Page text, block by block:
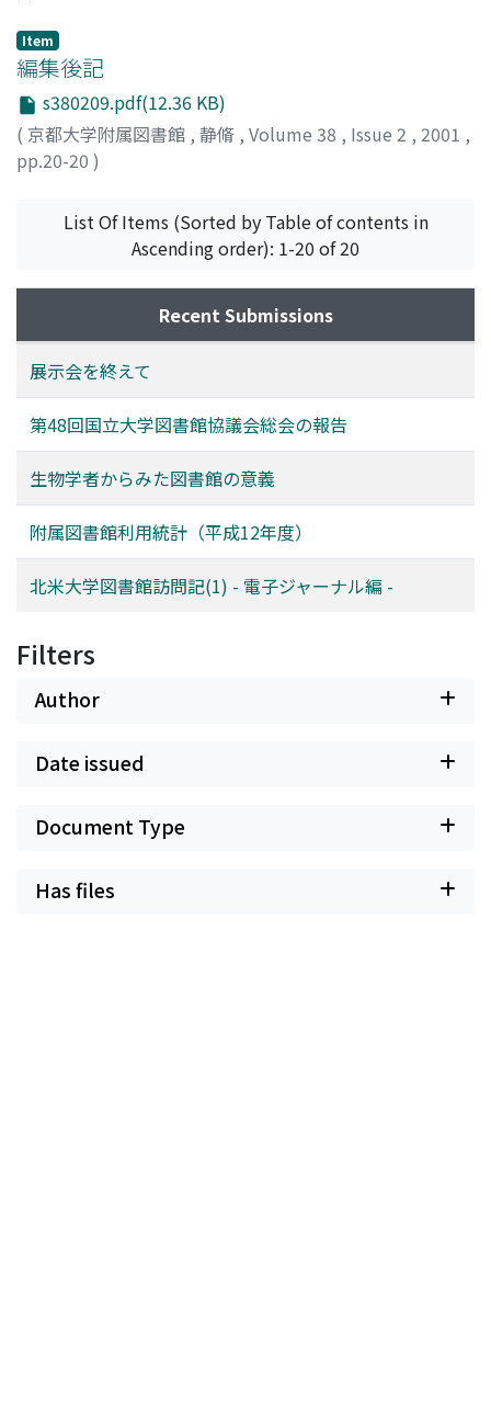
Item
編集後記
s380209.pdf(12.36 KB)
( 京都大学附属図書館 , 静脩 , Volume 38 , Issue 2 , 2001 ,
pp.20-20 )
List Of Items (Sorted by Table of contents in
Ascending order): 1-20 of 20
Recent Submissions
展示会を終えて
第48回国立大学図書館協議会総会の報告
生物学者からみた図書館の意義
附属図書館利用統計（平成12年度）
北米大学図書館訪問記(1) - 電子ジャーナル編 -
Filters
Author
Date issued
Document Type
Has files